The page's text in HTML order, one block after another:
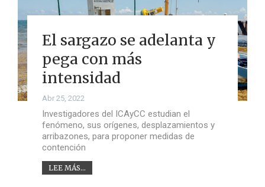
El sargazo se adelanta y
pega con más
intensidad
Abr 25, 2022
Investigadores del ICAyCC estudian el
fenómeno, sus orígenes, desplazamientos y
arribazones, para proponer medidas de
contención
LEE MÁS...